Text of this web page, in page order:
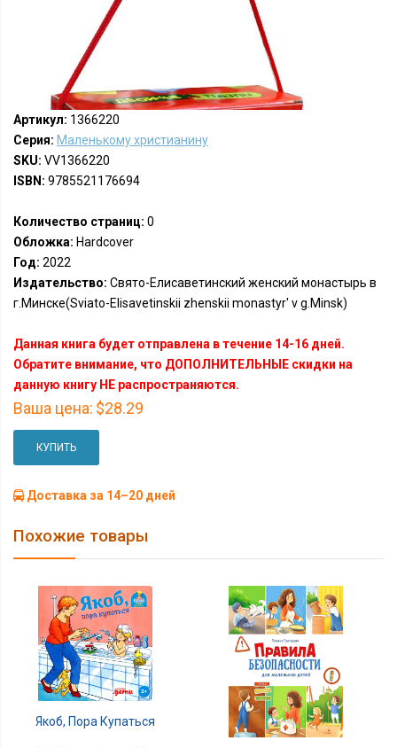
Артикул: 1366220
Серия: Маленькому христианину
SKU: VV1366220
ISBN: 9785521176694
Количество страниц: 0
Обложка: Hardcover
Год: 2022
Издательство: Свято-Елисаветинский женский монастырь в
г.Минске(Sviato-Elisavetinskii zhenskii monastyr' v g.Minsk)
Данная книга будет отправлена в течение 14-16 дней.
Обратите внимание, что ДОПОЛНИТЕЛЬНЫЕ скидки на
данную книгу НЕ распространяются.
Ваша цена: $28.29
КУПИТЬ
Доставка за 14–20 дней
Похожие товары
Якоб, Пора Купаться